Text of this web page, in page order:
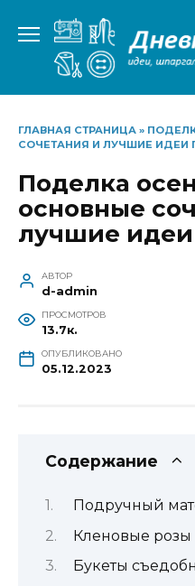
содержанию
ГЛАВНАЯ СТРАНИЦА »
СОЧЕТАНИЯ И ЛУЧШИЕ ИДЕИ
Поделка
основные
лучшие
АВТОР
d-admin
ПРОСМОТРОВ
13.7к.
ОПУБЛИКОВАНО
05.12.2023
Содержание
Подручный
Кленовые розы
Букеты